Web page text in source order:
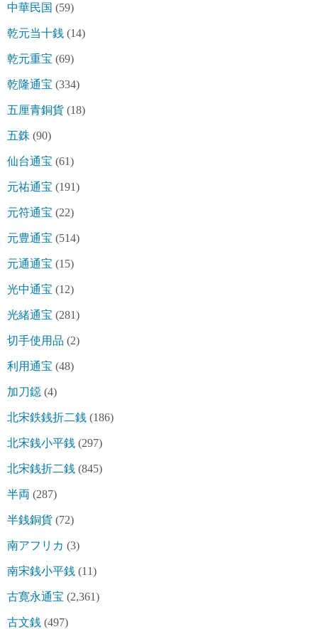
中華民国 (59)
乾元当十銭 (14)
乾元重宝 (69)
乾隆通宝 (334)
五厘青銅貨 (18)
五銖 (90)
仙台通宝 (61)
元祐通宝 (191)
元符通宝 (22)
元豊通宝 (514)
元通通宝 (15)
光中通宝 (12)
光緒通宝 (281)
切手使用品 (2)
利用通宝 (48)
加刀鐚 (4)
北宋鉄銭折二銭 (186)
北宋銭小平銭 (297)
北宋銭折二銭 (845)
半両 (287)
半銭銅貨 (72)
南アフリカ (3)
南宋銭小平銭 (11)
古寛永通宝 (2,361)
古文銭 (497)